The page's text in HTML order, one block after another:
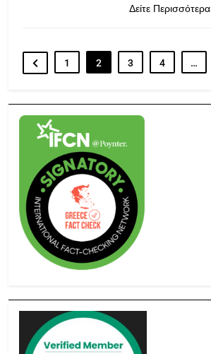
Δείτε Περισσότερα
1 2 3 4 …